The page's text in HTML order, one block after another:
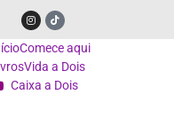
Comece aqui
Vida a Dois
Caixa a Dois